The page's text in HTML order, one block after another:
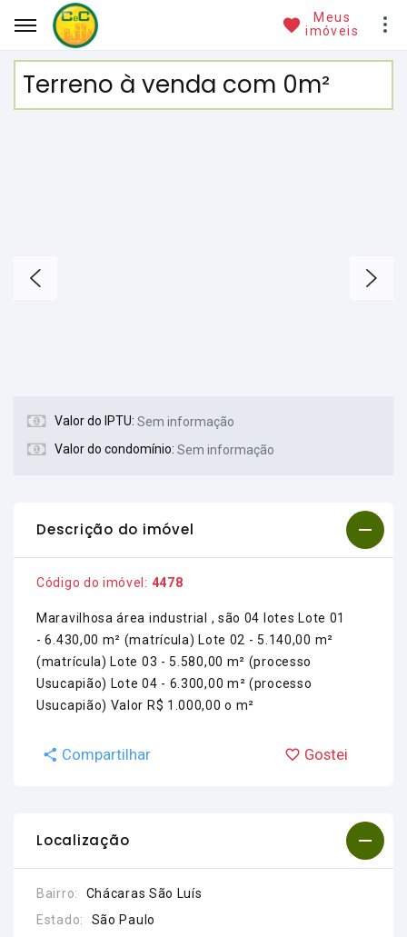
Meus
imóveis
Terreno à venda com 0m²
Valor do IPTU: Sem informação
Valor do condomínio: Sem informação
Descrição do imóvel
Código do imóvel: 4478
Maravilhosa área industrial , são 04 lotes Lote 01
- 6.430,00 m² (matrícula) Lote 02 - 5.140,00 m²
(matrícula) Lote 03 - 5.580,00 m² (processo
Usucapião) Lote 04 - 6.300,00 m² (processo
Usucapião) Valor R$ 1.000,00 o m²
Compartilhar Gostei
Localização
Bairro:
Chácaras São Luís
Estado:
São Paulo